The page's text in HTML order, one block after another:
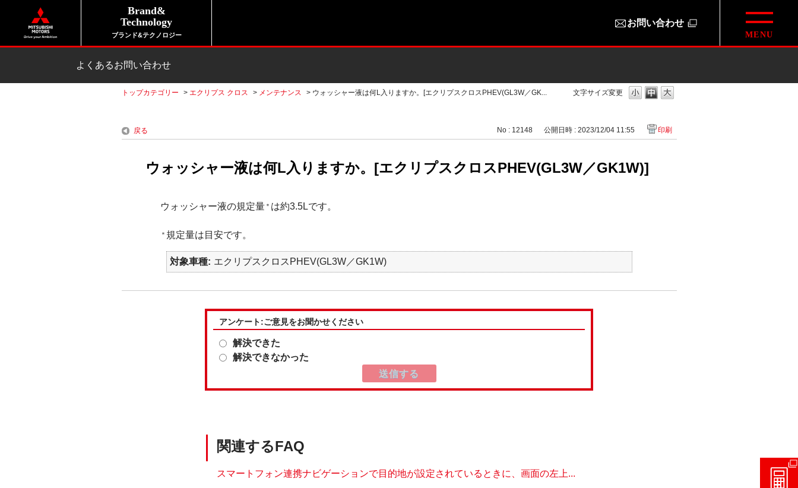
Brand&
Technology
ブランド&テクノロジー
お問い合わせ
よくあるお問い合わせ
文字サイズ変更
トップカテゴリー > エクリプス クロス > メンテナンス > ウォッシャー液は何L入りますか。[エクリプスクロスPHEV(GL3W／GK...
戻る No : 12148 公開日時 : 2023/12/04 11:55 印刷
ウォッシャー液は何L入りますか。[エクリプスクロスPHEV(GL3W／GK1W)]
ウォッシャー液の規定量＊ は約3.5Lです。
＊ 規定量は目安です。
対象車種 エクリプスクロスPHEV(GL3W／GK1W)
アンケート:ご意見をお聞かせください
解決できた
解決できなかった
関連するFAQ
スマートフォン連携ナビゲーションで目的地が設定されているときに、画面の左上...